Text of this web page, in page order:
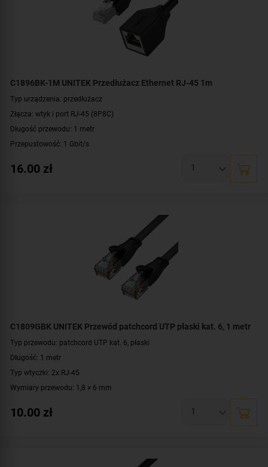
C1896BK-1M UNITEK Przedłużacz Ethernet RJ-45 1m
Typ urządzenia: przedłużacz
Złącza: wtyk i port RJ-45 (8P8C)
Długość przewodu: 1 metr
Przepustowość: 1 Gbit/s
Standard: kat. 6
16.00 zł
C1809GBK UNITEK Przewód patchcord UTP płaski kat. 6, 1 metr
Typ przewodu: patchcord UTP kat. 6, płaski
Długość: 1 metr
Typ wtyczki: 2x RJ-45
Wymiary przewodu: 1,8 × 6 mm
Prędkość: 10/100/1000 Mbit
10.00 zł